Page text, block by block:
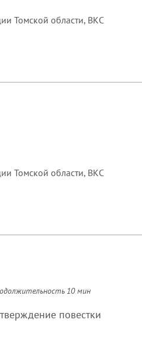
Томской области, ВКС
Томской области, ВКС
10мин
повестки